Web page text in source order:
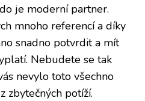
je moderní partner.
mnoho referencí a díky
snadno potvrdit a mít
Nebudete se tak
nevylo toto všechno
zbytečných potíží.